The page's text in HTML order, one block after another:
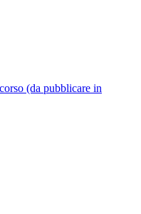
(da pubblicare in